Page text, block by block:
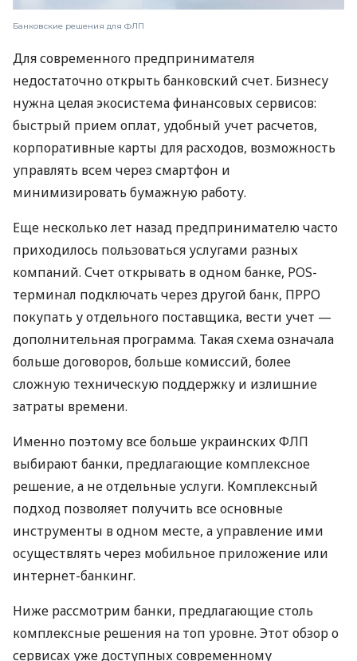
Банковские решения для ФЛП
Для современного предпринимателя
недостаточно открыть банковский счет. Бизнесу
нужна целая экосистема финансовых сервисов:
быстрый прием оплат, удобный учет расчетов,
корпоративные карты для расходов, возможность
управлять всем через смартфон и
минимизировать бумажную работу.
Еще несколько лет назад предпринимателю часто
приходилось пользоваться услугами разных
компаний. Счет открывать в одном банке, POS-
терминал подключать через другой банк, ПРРО
покупать у отдельного поставщика, вести учет —
дополнительная программа. Такая схема означала
больше договоров, больше комиссий, более
сложную техническую поддержку и излишние
затраты времени.
Именно поэтому все больше украинских ФЛП
выбирают банки, предлагающие комплексное
решение, а не отдельные услуги. Комплексный
подход позволяет получить все основные
инструменты в одном месте, а управление ими
осуществлять через мобильное приложение или
интернет-банкинг.
Ниже рассмотрим банки, предлагающие столь
комплексные решения на топ уровне. Этот обзор о
сервисах уже доступных современному